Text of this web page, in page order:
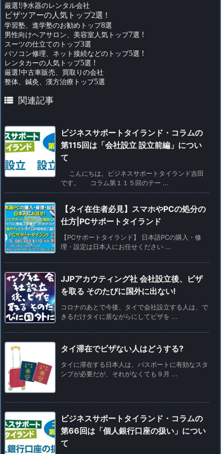
厳選!浄水器のレンタル会社
ビザツアーの人気トップ2選 !
学習塾、進学塾のお勧めトップ8選
男性向けヘアサロン、美容室人気トップ7選 !
スーツの仕立てのトップ3選
パソコン修理、ネット接続などのトップ5選 !
レンタカーの人気トップ5選 !
厳選!中古車販売、買取りの会社
整体、鍼灸、漢方治療トップ5選
 関連記事
ビジネスサポートタイランド・コラムの
第115回は「会社設立 設立前編」につい
て
こんにちは。ビジネスサポートタイランド吉田
です。 コラム第１１５回のテー ...
【タイ在住者必見】スマホやPCの処分の
仕方|PCサポートタイランド
【PCサポートタイランド】 日本語PCの購入・修
理・設定は日本人にお任せください ...
JJPアカウティング社 会社設立後、ビザ
を取る そのたびに国外に出ない!
コロナのあとで今後、タイで会社設立する人は、で
きるだけタイに居ながらにしてビザを ...
タイ滞在でビザない人はどうする?
タイに滞在する日本人は、パスポートに有効なスタ
ンプが必要だが、それがなくても９月 ...
ビジネスサポートタイランド・コラムの
第66回は「個人銀行口座の扱い」につい
て